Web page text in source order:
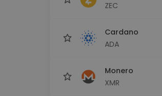
ZEC
Cardano
ADA
Monero
XMR